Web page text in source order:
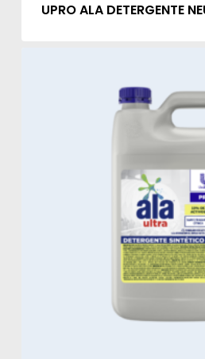
UPRO ALA DETERGENTE